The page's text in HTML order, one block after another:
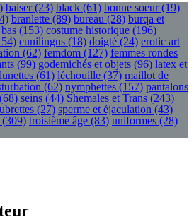
baiser(23) black (61) bonne soeur(19)
branlette (89) bureau (28) burqa et
(153) costume historique (196)
cunilingus (18) doigté (24) erotic art
(62) femdom (127) femmes rondes
(99) godemichés et objets (96) latex et
lunettes (61) léchouille (37) maillot de
(62) nymphettes (157) pantalons
(68) seins (44) Shemales et Trans (243)
(27) sperme et éjaculation (43)
(309) troisième âge (83) uniformes (28)